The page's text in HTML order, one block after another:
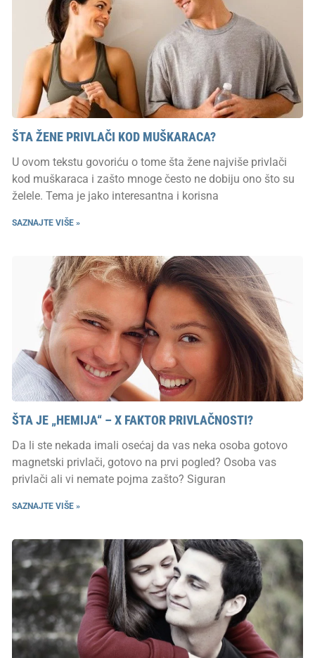
ŠTA ŽENE PRIVLAČI KOD MUŠKARACA?
U ovom tekstu govoriću o tome šta žene najviše privlači
kod muškaraca i zašto mnoge često ne dobiju ono što su
želele. Tema je jako interesantna i korisna
SAZNAJTE VIŠE »
ŠTA JE „HEMIJA“ – X FAKTOR PRIVLAČNOSTI?
Da li ste nekada imali osećaj da vas neka osoba gotovo
magnetski privlači, gotovo na prvi pogled? Osoba vas
privlači ali vi nemate pojma zašto? Siguran
SAZNAJTE VIŠE »